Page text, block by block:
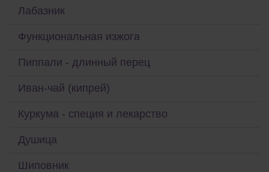
Лабазник
Функциональная изжога
Пиппали - длинный перец
Иван-чай (кипрей)
Куркума - специя и лекарство
Душица
Шиповник